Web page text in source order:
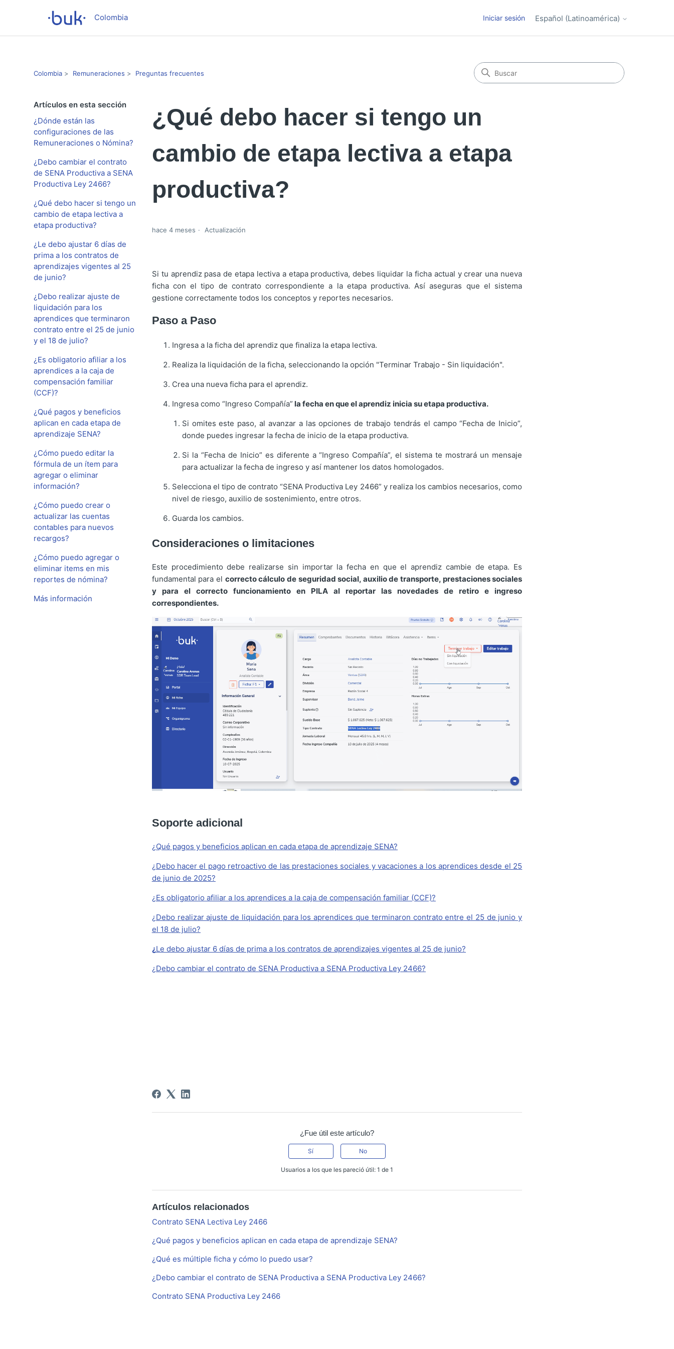
Colombia Iniciar sesión Español (Latinoamérica)
Colombia Remuneraciones Preguntas frecuentes
Artículos en esta sección
¿Dónde están las
configuraciones de las
Remuneraciones o Nómina?
¿Debo cambiar el contrato
de SENA Productiva a SENA
Productiva Ley 2466?
¿Qué debo hacer si tengo un
cambio de etapa lectiva a
etapa productiva?
¿Le debo ajustar 6 días de
prima a los contratos de
aprendizajes vigentes al 25
de junio?
¿Debo realizar ajuste de
liquidación para los
aprendices que terminaron
contrato entre el 25 de junio
y el 18 de julio?
¿Es obligatorio afiliar a los
aprendices a la caja de
compensación familiar
(CCF)?
¿Qué pagos y beneficios
aplican en cada etapa de
aprendizaje SENA?
¿Cómo puedo editar la
fórmula de un ítem para
agregar o eliminar
información?
¿Cómo puedo crear o
actualizar las cuentas
contables para nuevos
recargos?
¿Cómo puedo agregar o
eliminar items en mis
reportes de nómina?
Más información
¿Qué debo hacer si tengo un
cambio de etapa lectiva a etapa
productiva?
hace 4 meses Actualización
Si tu aprendiz pasa de etapa lectiva a etapa productiva, debes liquidar la ficha actual y crear una nueva
ficha con el tipo de contrato correspondiente a la etapa productiva. Así aseguras que el sistema
gestione correctamente todos los conceptos y reportes necesarios.
Paso a Paso
Ingresa a la ficha del aprendiz que finaliza la etapa lectiva.
Realiza la liquidación de la ficha, seleccionando la opción "Terminar Trabajo - Sin liquidación".
Crea una nueva ficha para el aprendiz.
Ingresa como “Ingreso Compañía” la fecha en que el aprendiz inicia su etapa productiva.
Si omites este paso, al avanzar a las opciones de trabajo tendrás el campo “Fecha de Inicio”,
donde puedes ingresar la fecha de inicio de la etapa productiva.
Si la “Fecha de Inicio” es diferente a “Ingreso Compañía”, el sistema te mostrará un mensaje
para actualizar la fecha de ingreso y así mantener los datos homologados.
Selecciona el tipo de contrato “SENA Productiva Ley 2466” y realiza los cambios necesarios, como
nivel de riesgo, auxilio de sostenimiento, entre otros.
Guarda los cambios.
Consideraciones o limitaciones
Este procedimiento debe realizarse sin importar la fecha en que el aprendiz cambie de etapa. Es
fundamental para el correcto cálculo de seguridad social, auxilio de transporte, prestaciones sociales
y para el correcto funcionamiento en PILA al reportar las novedades de retiro e ingreso
correspondientes.
Soporte adicional
¿Qué pagos y beneficios aplican en cada etapa de aprendizaje SENA?
¿Debo hacer el pago retroactivo de las prestaciones sociales y vacaciones a los aprendices desde el 25
de junio de 2025?
¿Es obligatorio afiliar a los aprendices a la caja de compensación familiar (CCF)?
¿Debo realizar ajuste de liquidación para los aprendices que terminaron contrato entre el 25 de junio y
el 18 de julio?
¿Le debo ajustar 6 días de prima a los contratos de aprendizajes vigentes al 25 de junio?
¿Debo cambiar el contrato de SENA Productiva a SENA Productiva Ley 2466?
¿Fue útil este artículo?
Sí No
Usuarios a los que les pareció útil: 1 de 1
Artículos relacionados
Contrato SENA Lectiva Ley 2466
¿Qué pagos y beneficios aplican en cada etapa de aprendizaje SENA?
¿Qué es múltiple ficha y cómo lo puedo usar?
¿Debo cambiar el contrato de SENA Productiva a SENA Productiva Ley 2466?
Contrato SENA Productiva Ley 2466